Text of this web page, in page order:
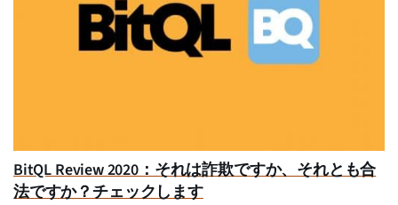
BitQL Review 2020：それは詐欺ですか、それとも合
法ですか？チェックします